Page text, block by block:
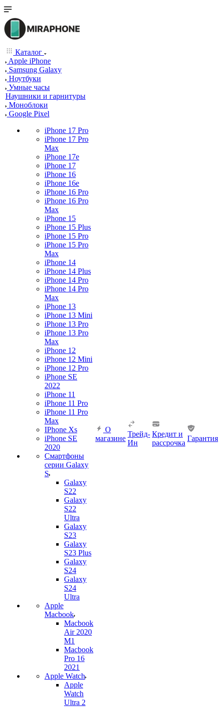
Каталог
Apple iPhone
Samsung Galaxy
Ноутбуки
Умные часы
Наушники и гарнитуры
Моноблоки
Google Pixel
iPhone 17 Pro
iPhone 17 Pro
Max
iPhone 17e
iPhone 17
iPhone 16
iPhone 16e
iPhone 16 Pro
iPhone 16 Pro
Max
iPhone 15
iPhone 15 Plus
iPhone 15 Pro
iPhone 15 Pro
Max
iPhone 14
iPhone 14 Plus
iPhone 14 Pro
iPhone 14 Pro
Max
iPhone 13
iPhone 13 Mini
iPhone 13 Pro
iPhone 13 Pro
Max
iPhone 12
iPhone 12 Mini
iPhone 12 Pro
iPhone SE
2022
iPhone 11
iPhone 11 Pro
iPhone 11 Pro
Max
IPhone Xs
iPhone SE
2020
Смартфоны
серии Galaxy
S
Galaxy
S22
Galaxy
S22
Ultra
Galaxy
S23
Galaxy
S23 Plus
Galaxy
S24
Galaxy
S24
Ultra
Apple
Macbook
Macbook
Air 2020
M1
Macbook
Pro 16
2021
Apple Watch
Apple
Watch
Ultra 2
О
магазине
Трейд-
Ин
Кредит и
рассрочка
Гарантия